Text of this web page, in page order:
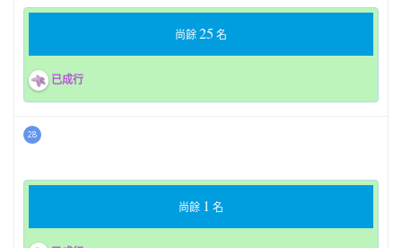
尚餘25 名
已成行
28
尚餘 1 名